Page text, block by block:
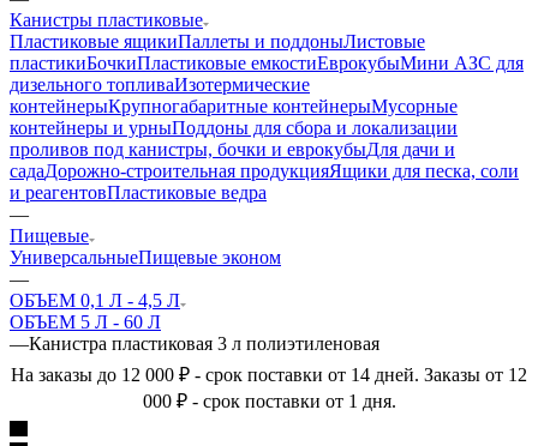
Канистры пластиковые
Пластиковые ящикиПаллеты и поддоныЛистовые
пластикиБочкиПластиковые емкостиЕврокубыМини АЗС для
дизельного топливаИзотермические
контейнерыКрупногабаритные контейнерыМусорные
контейнеры и урныПоддоны для сбора и локализации
проливов под канистры, бочки и еврокубыДля дачи и
садаДорожно-строительная продукцияЯщики для песка, соли
и реагентовПластиковые ведра
—
Пищевые
УниверсальныеПищевые эконом
—
ОБЪЕМ 0,1 Л - 4,5 Л
ОБЪЕМ 5 Л - 60 Л
—Канистра пластиковая 3 л полиэтиленовая
На заказы до 12 000 ₽ - срок поставки от 14 дней. Заказы от 12
000 ₽ - срок поставки от 1 дня.